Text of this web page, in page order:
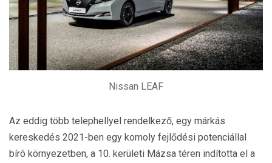
Nissan LEAF
Az eddig több telephellyel rendelkező, egy márkás
kereskedés 2021-ben egy komoly fejlődési potenciállal
bíró környezetben, a 10. kerületi Mázsa téren indította el a